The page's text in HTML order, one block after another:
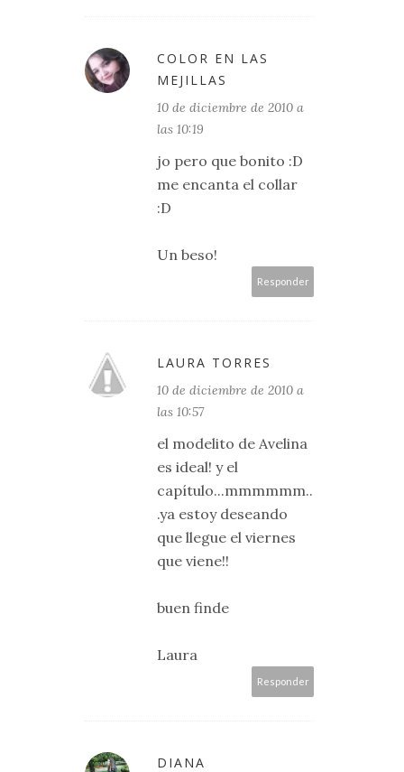
COLOR EN LAS
MEJILLAS
10 de diciembre de 2010 a
las 10:19
jo pero que bonito :D
me encanta el collar
:D
Un beso!
Responder
LAURA TORRES
10 de diciembre de 2010 a
las 10:57
el modelito de Avelina
es ideal! y el
capítulo...mmmmmm..
.ya estoy deseando
que llegue el viernes
que viene!!
buen finde
Laura
Responder
DIANA